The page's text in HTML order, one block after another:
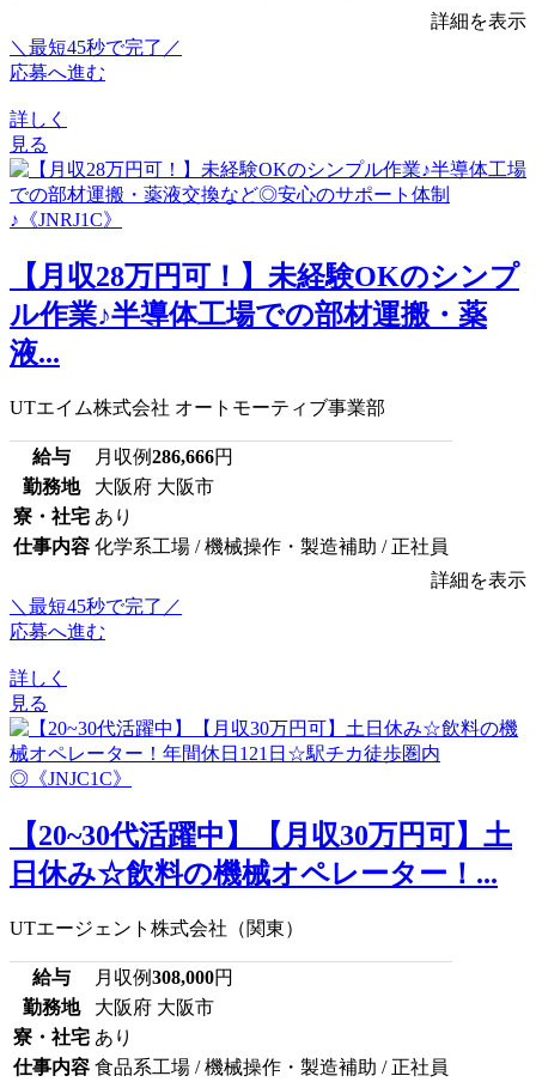
詳細を表示
＼最短45秒で完了／
応募へ進む
詳しく
見る
【月収28万円可！】未経験OKのシンプ
ル作業♪半導体工場での部材運搬・薬
液...
UTエイム株式会社 オートモーティブ事業部
給与 月収例286,666円
勤務地
大阪府 大阪市
寮・社宅 あり
仕事内容 化学系工場 / 機械操作・製造補助 / 正社員
詳細を表示
＼最短45秒で完了／
応募へ進む
詳しく
見る
【20~30代活躍中】【月収30万円可】土
日休み☆飲料の機械オペレーター！...
UTエージェント株式会社（関東）
給与 月収例308,000円
勤務地
大阪府 大阪市
寮・社宅 あり
仕事内容 食品系工場 / 機械操作・製造補助 / 正社員